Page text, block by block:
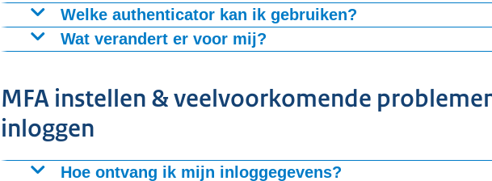
MFA verkleint de kans op misbruik van accounts aanzienlijk. Zelfs als een
kunnen onbevoegden niet zomaar inloggen zonder de tweede factor. Zo blijven
gegevens beter beschermd.
Welke authenticator kan ik gebruiken?
Voor MFA in CAM heeft u een authenticator-app op uw smartphone nodig. Deze
codes kan scannen en tijdgebonden eenmalige wachtwoorden (TOTP)
Wat verandert er voor mij?
u een code in vanuit de authenticator-app.
MFA instellen & veelvoorkomende
inloggen
Hoe ontvang ik mijn inloggegevens?